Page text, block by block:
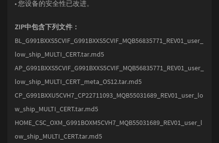
• 您设备的安全性已改进。
ZIP中包含下列文件：
BL_G991BXXS5CVIF_G991BXXS5CVIF_MQB56835771_REV01_user_
low_ship_MULTI_CERT.tar.md5
AP_G991BXXS5CVIF_G991BXXS5CVIF_MQB56835771_REV01_user_
low_ship_MULTI_CERT_meta_OS12.tar.md5
CP_G991BXXU5CVH7_CP22711093_MQB55031689_REV01_user_lo
w_ship_MULTI_CERT.tar.md5
HOME_CSC_OXM_G991BOXM5CVH7_MQB55031689_REV01_user_l
ow_ship_MULTI_CERT.tar.md5